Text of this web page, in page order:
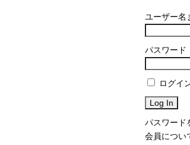
ユーザー名
パスワード
ログイ
パスワード
会員につい